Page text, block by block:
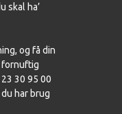
skal ha’
og få din
fornuftig
30 95 00
har brug